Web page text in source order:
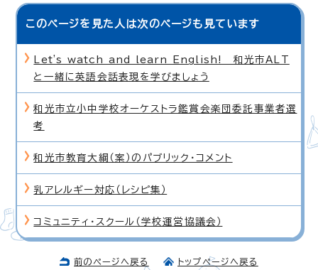
このページを見た人は次のページも見ています
Let's watch and learn English! 和光市ALT
と一緒に英語会話表現を学びましょう
和光市立小中学校オーケストラ鑑賞会楽団委託事業者選
考
和光市教育大綱（案）のパブリック・コメント
乳アレルギー対応（レシピ集）
コミュニティ・スクール（学校運営協議会）
前のページへ戻る トップページへ戻る